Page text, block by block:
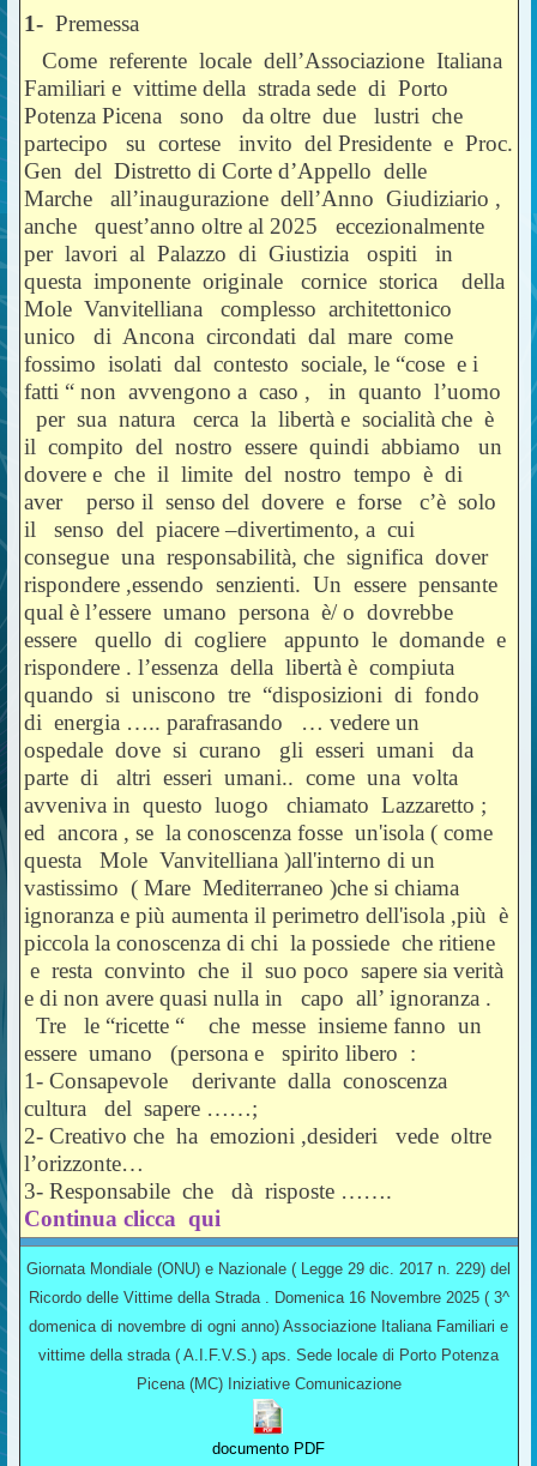
1-Premessa
Come referente locale dell’Associazione Italiana
Familiari e vittime della strada sede di Porto
Potenza Picena sono da oltre due lustri che
partecipo su cortese invito del Presidente e Proc.
Gen del Distretto di Corte d’Appello delle
Marche all’inaugurazione dell’Anno Giudiziario ,
anche quest’anno oltre al 2025 eccezionalmente
per lavori al Palazzo di Giustizia ospiti in
questa imponente originale cornice storica della
Mole Vanvitelliana complesso architettonico
unico di Ancona circondati dal mare come
fossimo isolati dal contesto sociale, le “cose e i
fatti “ non avvengono a caso , in quanto l’uomo
per sua natura cerca la libertà e socialità che è
il compito del nostro essere quindi abbiamo un
dovere e che il limite del nostro tempo è di
aver perso il senso del dovere e forse c’è solo
il senso del piacere –divertimento, a cui
consegue una responsabilità, che significa dover
rispondere ,essendo senzienti. Un essere pensante
qual è l’essere umano persona è/ o dovrebbe
essere quello di cogliere appunto le domande e
rispondere . l’essenza della libertà è compiuta
quando si uniscono tre “disposizioni di fondo
di energia ….. parafrasando … vedere un
ospedale dove si curano gli esseri umani da
parte di altri esseri umani.. come una volta
avveniva in questo luogo chiamato Lazzaretto ;
ed ancora , se la conoscenza fosse un'isola ( come
questa Mole Vanvitelliana )all'interno di un
vastissimo ( Mare Mediterraneo )che si chiama
ignoranza e più aumenta il perimetro dell'isola ,più è
piccola la conoscenza di chi la possiede che ritiene
e resta convinto che il suo poco sapere sia verità
e di non avere quasi nulla in capo all’ ignoranza .
Tre le “ricette “ che messe insieme fanno un
essere umano (persona e spirito libero :
1- Consapevole derivante dalla conoscenza
cultura del sapere ……;
2- Creativo che ha emozioni ,desideri vede oltre
l’orizzonte…
3- Responsabile che dà risposte …….
Continua clicca qui
Giornata Mondiale (ONU) e Nazionale ( Legge 29 dic. 2017 n. 229) del
Ricordo delle Vittime della Strada . Domenica 16 Novembre 2025 ( 3^
domenica di novembre di ogni anno) Associazione Italiana Familiari e
vittime della strada ( A.I.F.V.S.) aps. Sede locale di Porto Potenza
Picena (MC) Iniziative Comunicazione
documento PDF